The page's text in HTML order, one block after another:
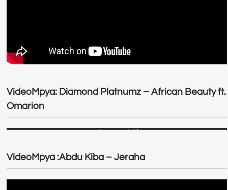
VideoMpya: Diamond Platnumz – African Beauty ft.
Omarion
VideoMpya :Abdu Kiba – Jeraha